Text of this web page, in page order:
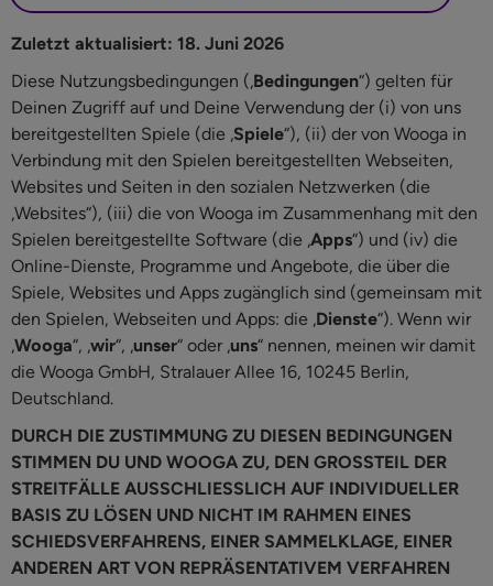
Zuletzt aktualisiert: 18. Juni 2026
Diese Nutzungsbedingungen („Bedingungen“) gelten für
Deinen Zugriff auf und Deine Verwendung der (i) von uns
bereitgestellten Spiele (die „Spiele“), (ii) der von Wooga in
Verbindung mit den Spielen bereitgestellten Webseiten,
Websites und Seiten in den sozialen Netzwerken (die
„Websites“), (iii) die von Wooga im Zusammenhang mit den
Spielen bereitgestellte Software (die „Apps“) und (iv) die
Online-Dienste, Programme und Angebote, die über die
Spiele, Websites und Apps zugänglich sind (gemeinsam mit
den Spielen, Webseiten und Apps: die „Dienste“). Wenn wir
„Wooga“, „wir“, „unser“ oder „uns“ nennen, meinen wir damit
die Wooga GmbH, Stralauer Allee 16, 10245 Berlin,
Deutschland.
DURCH DIE ZUSTIMMUNG ZU DIESEN BEDINGUNGEN
STIMMEN DU UND WOOGA ZU, DEN GROSSTEIL DER
STREITFÄLLE AUSSCHLIESSLICH AUF INDIVIDUELLER
BASIS ZU LÖSEN UND NICHT IM RAHMEN EINES
SCHIEDSVERFAHRENS, EINER SAMMELKLAGE, EINER
ANDEREN ART VON REPRÄSENTATIVEM VERFAHREN